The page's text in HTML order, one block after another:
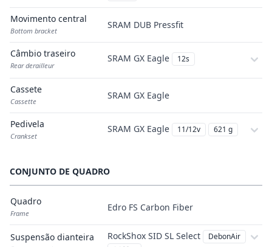
Movimento central
Bottom bracket
SRAM DUB Pressfit
Câmbio traseiro
Rear derailleur
SRAM GX Eagle 12s
Cassete
Cassette
SRAM GX Eagle
Pedivela
Crankset
SRAM GX Eagle 11/12v 621 g
CONJUNTO DE QUADRO
Quadro
Frame
Edro FS Carbon Fiber
Suspensão dianteira RockShox SID SL Select
DebonAir